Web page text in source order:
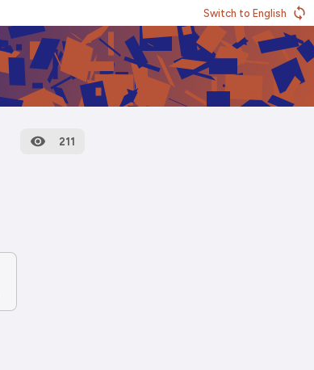
Switch to English
211